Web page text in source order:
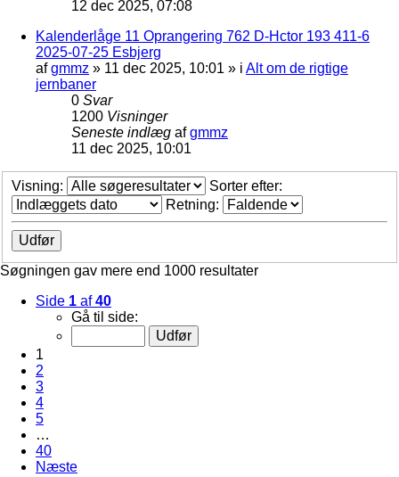
12 dec 2025, 07:08
Kalenderlåge 11 Oprangering 762 D-Hctor 193 411-6
2025-07-25 Esbjerg
afgmmz » 11 dec 2025, 10:01 » i Alt om de rigtige
jernbaner
0 Svar
1200 Visninger
Seneste indlæg afgmmz
11 dec 2025, 10:01
Visning:
Sorter efter:
Retning:
Søgningen gav mere end 1000 resultater
Side 1 af40
Gå til side:
1
2
3
4
5
…
40
Næste